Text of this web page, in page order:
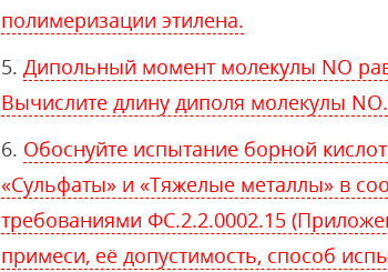
полимеризации этилена.
Дипольный момент молекулы NO
Вычислите длину диполя молекулы NO.
Обоснуйте испытание борной
«Сульфаты» и «Тяжелые металлы» в
требованиями ФС.2.2.0002.15
примеси, её допустимость, способ